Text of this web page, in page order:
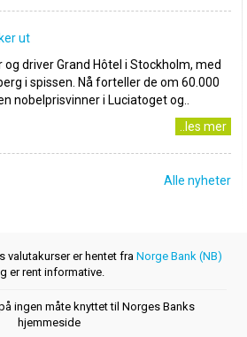
ut
og driver Grand Hôtel i Stockholm, med
i spissen. Nå forteller de om 60.000
nobelprisvinner i Luciatoget og..
..les mer
Alle nyheter
valutakurser er hentet fra Norge Bank (NB)
er rent informative.
ingen måte knyttet til Norges Banks
hjemmeside